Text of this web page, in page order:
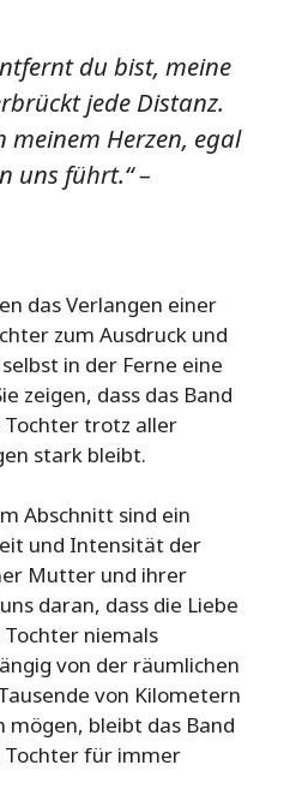
du bist, meine
jede Distanz.
Herzen, egal
uns führt.“ –
das Verlangen einer
zum Ausdruck und
in der Ferne eine
zeigen, dass das Band
trotz aller
stark bleibt.
Abschnitt sind ein
und Intensität der
Mutter und ihrer
daran, dass die Liebe
niemals
von der räumlichen
von Kilometern
mögen, bleibt das Band
Tochter für immer